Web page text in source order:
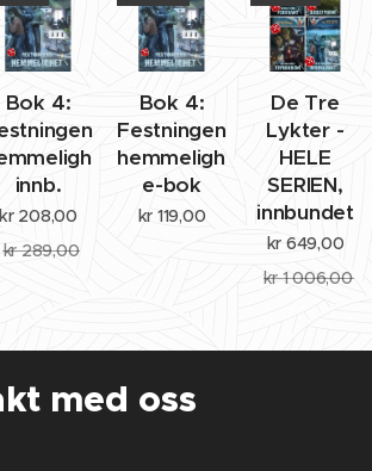
Bok 4:
innb.
kr 208,00
kr289,00
Bok 4:
Festningens
hemmelighet,
e-bok
kr 119,00
De Tre
Lykter -
HELE
SERIEN,
innbundet
kr 649,00
kr1 006,00
med oss